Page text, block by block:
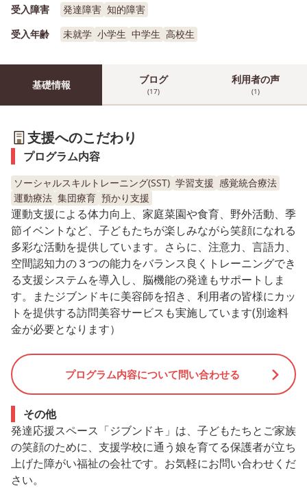
受入障害
発達障害 知的障害
受入年齢
未就学 小学生 中学生 高校生
基礎情報 ブログ
(17)
利用者の声
(1)
支援へのこだわり
プログラム内容
ソーシャルスキルトレーニング(SST) 学習支援 感覚統合療法
運動療法 集団療育 預かり支援
運動支援による体力向上、家庭菜園や食育、野外活動、季
節イベントなど、子どもたちが楽しみながら笑顔になれる
多彩な活動を提供しています。さらに、注意力、言語力、
空間認知力の３つの能力をバランス良くトレーニングでき
る支援システムを導入し、脳機能の発達もサポートしま
す。またジブンドキに美容師を招き、利用者の皆様にカッ
トを提供する訪問美容サービスも実施しています(別途料
金が必要となります）
プログラム内容について問い合わせる
その他
発達応援スペース「ジブンドキ」は、子どもたちとご家族
の笑顔のために、支援学校に通う娘を育てる保護者が立ち
上げた障がい福祉の会社です。お気軽にお問い合わせくだ
さい。